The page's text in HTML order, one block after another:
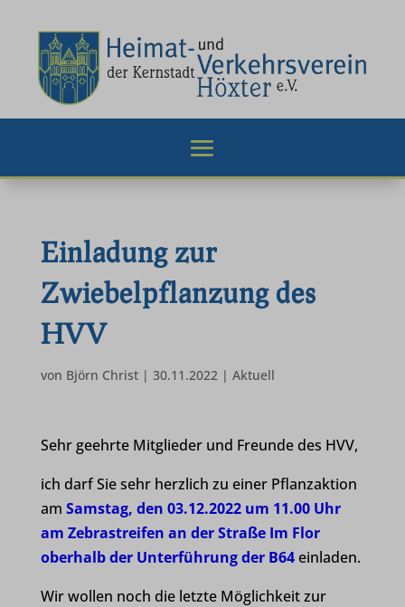
Einladung zur
Zwiebelpflanzung des
HVV
von Björn Christ| 30.11.2022 | Aktuell
Sehr geehrte Mitglieder und Freunde des HVV,
ich darf Sie sehr herzlich zu einer Pflanzaktion
am Samstag, den 03.12.2022 um 11.00 Uhr
am Zebrastreifen an der Straße Im Flor
oberhalb der Unterführung der B64 einladen.
Wir wollen noch die letzte Möglichkeit zur